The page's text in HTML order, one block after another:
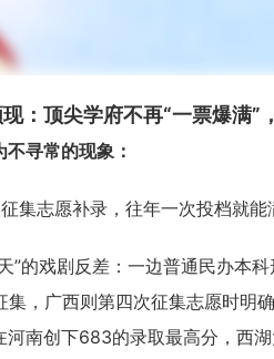
：顶尖学府不再“一票爆满”
寻常的现象：
集志愿补录，往年一次投档就能
”的戏剧反差：一边普通民办本
，广西则第四次征集志愿时明
南创下683的录取最高分，西